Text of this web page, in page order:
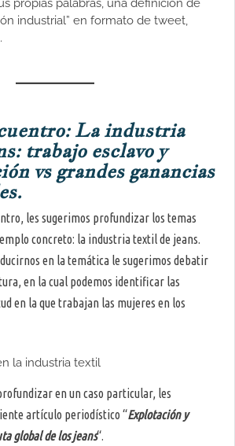
industrial” en formato de tweet,
La industria
trabajo esclavo y
vs grandes ganancias
les sugerimos profundizar los temas
concreto: la industria textil de jeans.
en la temática le sugerimos debatir
en la cual podemos identificar las
en la que trabajan las mujeres en los
la industria textil
en un caso particular, les
artículo periodístico “Explotación y
global de los jeans“.